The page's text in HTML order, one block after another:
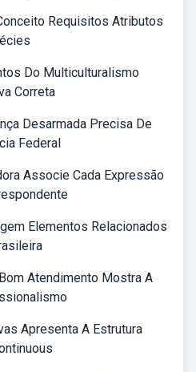
Requisitos Atributos
Do Multiculturalismo
Correta
Desarmada Precisa De
Federal
Associe Cada Expressão
Elementos Relacionados
Atendimento Mostra A
Apresenta A Estrutura